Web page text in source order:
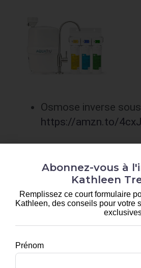
Osmose inverse
https://amzn.to/
https://amzn.to/
Abonnez-vous à
Kathleen
Remplissez ce court formulaire
Kathleen, des conseils pour votre
Prénom